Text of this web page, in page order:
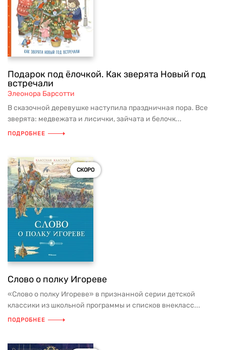
Подарок под ёлочкой. Как зверята Новый год
встречали
Элеонора Барсотти
В сказочной деревушке наступила праздничная пора. Все
зверята: медвежата и лисички, зайчата и белочк...
ПОДРОБНЕЕ
СКОРО
Слово о полку Игореве
«Слово о полку Игореве» в признанной серии детской
классики из школьной программы и списков внекласс...
ПОДРОБНЕЕ